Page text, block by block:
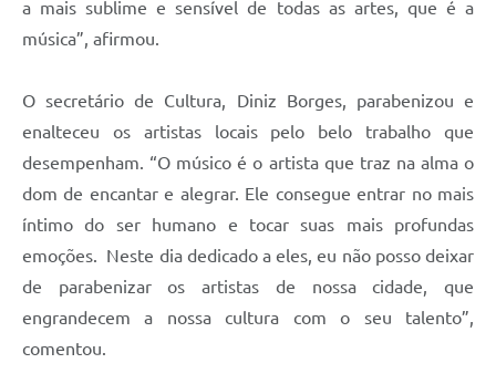
a mais sublime e sensível de todas as artes, que é a
música”, afirmou.
O secretário de Cultura, Diniz Borges, parabenizou e
enalteceu os artistas locais pelo belo trabalho que
desempenham. “O músico é o artista que traz na alma o
dom de encantar e alegrar. Ele consegue entrar no mais
íntimo do ser humano e tocar suas mais profundas
emoções. Neste dia dedicado a eles, eu não posso deixar
de parabenizar os artistas de nossa cidade, que
engrandecem a nossa cultura com o seu talento”,
comentou.